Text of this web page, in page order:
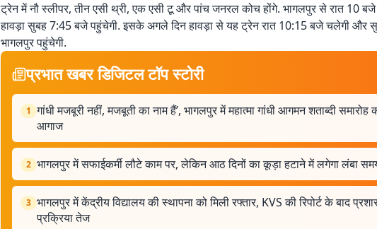
ट्रेन में नौ स्लीपर, तीन एसी थ्री, एक एसी टू और पांच जनरल कोच होंगे. भागलपुर से रात 10
हावड़ा सुबह 7:45 बजे पहुंचेगी. इसके अगले दिन हावड़ा से यह ट्रेन रात 10:15 बजे चलेगी और
भागलपुर पहुंचेगी.
प्रभात खबर डिजिटल टॉप स्टोरी
1 गांधी मजबूरी नहीं, मजबूती का नाम हैं’, भागलपुर में महात्मा गांधी आगमन शताब्दी समारोह
आगाज
2 भागलपुर में सफाईकर्मी लौटे काम पर, लेकिन आठ दिनों का कूड़ा हटाने में लगेगा लंबा
3 भागलपुर में केंद्रीय विद्यालय की स्थापना को मिली रफ्तार, KVS की रिपोर्ट के बाद
प्रक्रिया तेज